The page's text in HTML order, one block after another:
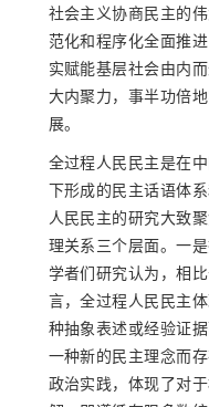
社会主义协商民主的
范化和程序化全面推
实赋能基层社会由内
大内聚力，事半功倍
展。
全过程人民民主是在
下形成的民主话语体
人民民主的研究大致
理关系三个层面。一
学者们研究认为，相
言，全过程人民民主
种抽象表述或经验证
一种新的民主理念而
政治实践，体现了对